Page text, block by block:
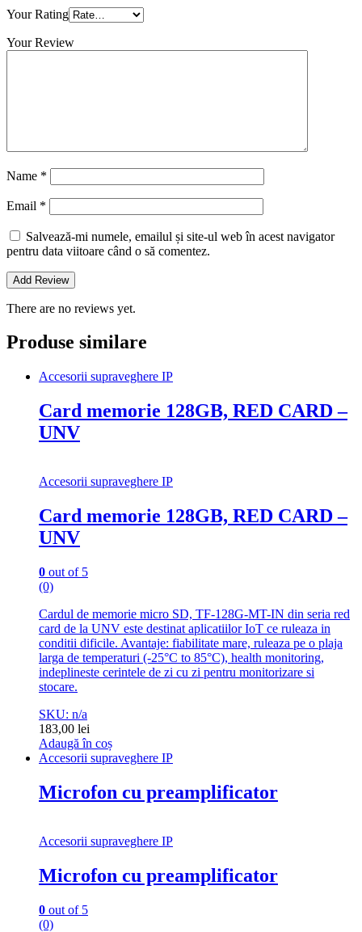
Your Rating
Your Review
Name *
Email *
Salvează-mi numele, emailul și site-ul web în acest navigator
pentru data viitoare când o să comentez.
There are no reviews yet.
Produse similare
Accesorii supraveghere IP
Card memorie 128GB, RED CARD –
UNV
Accesorii supraveghere IP
Card memorie 128GB, RED CARD –
UNV
0 out of 5
(0)
Cardul de memorie micro SD, TF-128G-MT-IN din seria red
card de la UNV este destinat aplicatiilor IoT ce ruleaza in
conditii dificile. Avantaje: fiabilitate mare, ruleaza pe o plaja
larga de temperaturi (-25°C to 85°C), health monitoring,
indeplineste cerintele de zi cu zi pentru monitorizare si
stocare.
SKU: n/a
183,00 lei
Adaugă în coș
Accesorii supraveghere IP
Microfon cu preamplificator
Accesorii supraveghere IP
Microfon cu preamplificator
0 out of 5
(0)